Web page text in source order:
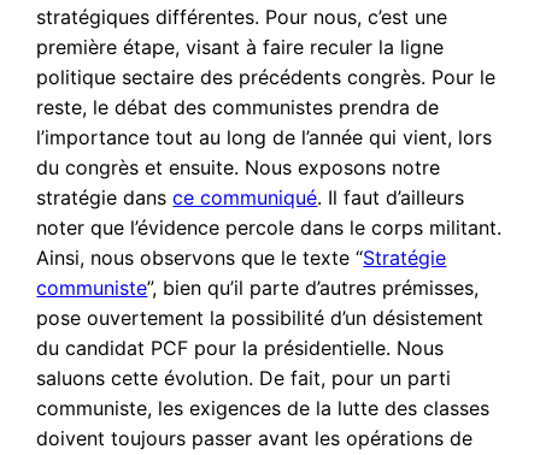
stratégiques différentes. Pour nous, c’est une
première étape, visant à faire reculer la ligne
politique sectaire des précédents congrès. Pour le
reste, le débat des communistes prendra de
l’importance tout au long de l’année qui vient, lors
du congrès et ensuite. Nous exposons notre
stratégie dansce communiqué. Il faut d’ailleurs
noter que l’évidence percole dans le corps militant.
Ainsi, nous observons que le texte “Stratégie
communiste”, bien qu’il parte d’autres prémisses,
pose ouvertement la possibilité d’un désistement
du candidat PCF pour la présidentielle. Nous
saluons cette évolution. De fait, pour un parti
communiste, les exigences de la lutte des classes
doivent toujours passer avant les opérations de